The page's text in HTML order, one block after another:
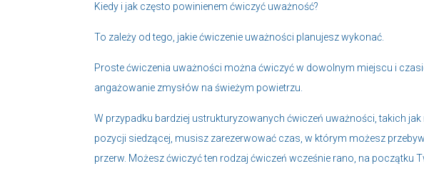
Kiedy i jak często powinienem ćwiczyć uważność?
To zależy od tego, jakie ćwiczenie uważności planujesz wykonać.
Proste ćwiczenia uważności można ćwiczyć w dowolnym miejscu i
angażowanie zmysłów na świeżym powietrzu.
W przypadku bardziej ustrukturyzowanych ćwiczeń uważności, takich
pozycji siedzącej, musisz zarezerwować czas, w którym możesz
przerw. Możesz ćwiczyć ten rodzaj ćwiczeń wcześnie rano, na początku